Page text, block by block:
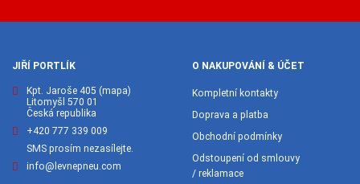
JIŘÍ PORTLÍK
Kpt. Jaroše 405 (mapa)
Litomyšl 570 01
Česká republika
+420 777 339 009
SMS prosím nezasílejte.
info@levnepneu.com
O NAKUPOVÁNÍ & ÚČET
Kompletní kontakty
Doprava a platba
Obchodní podmínky
Odstoupení od smlouvy
/ reklamace